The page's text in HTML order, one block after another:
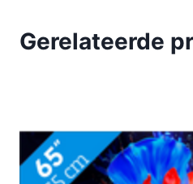
Gerelateerde